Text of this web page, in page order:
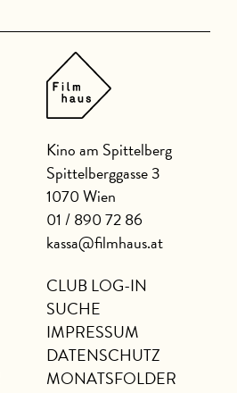
Kino am Spittelberg
Spittelberggasse 3
1070 Wien
01 / 890 72 86
kassa@filmhaus.at
CLUB LOG-IN
SUCHE
IMPRESSUM
DATENSCHUTZ
MONATSFOLDER